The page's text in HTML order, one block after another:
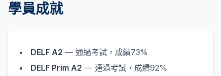
學員成就
DELF A2 — 通過考試，成績73%
DELF Prim A2 — 通過考試，成績92%